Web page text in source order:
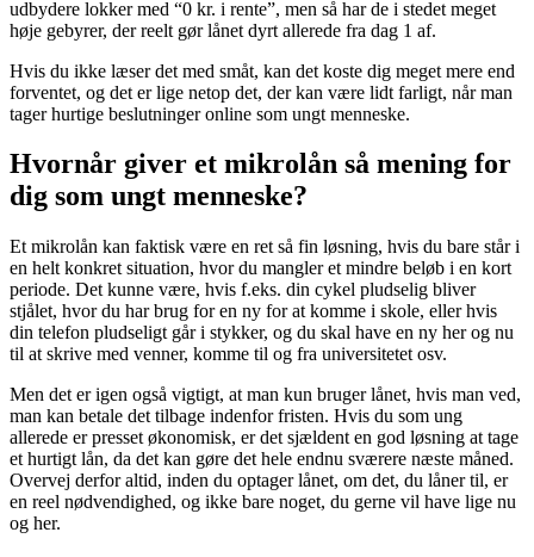
udbydere lokker med “0 kr. i rente”, men så har de i stedet meget
høje gebyrer, der reelt gør lånet dyrt allerede fra dag 1 af.
Hvis du ikke læser det med småt, kan det koste dig meget mere end
forventet, og det er lige netop det, der kan være lidt farligt, når man
tager hurtige beslutninger online som ungt menneske.
Hvornår giver et mikrolån så mening for
dig som ungt menneske?
Et mikrolån kan faktisk være en ret så fin løsning, hvis du bare står i
en helt konkret situation, hvor du mangler et mindre beløb i en kort
periode. Det kunne være, hvis f.eks. din cykel pludselig bliver
stjålet, hvor du har brug for en ny for at komme i skole, eller hvis
din telefon pludseligt går i stykker, og du skal have en ny her og nu
til at skrive med venner, komme til og fra universitetet osv.
Men det er igen også vigtigt, at man kun bruger lånet, hvis man ved,
man kan betale det tilbage indenfor fristen. Hvis du som ung
allerede er presset økonomisk, er det sjældent en god løsning at tage
et hurtigt lån, da det kan gøre det hele endnu sværere næste måned.
Overvej derfor altid, inden du optager lånet, om det, du låner til, er
en reel nødvendighed, og ikke bare noget, du gerne vil have lige nu
og her.